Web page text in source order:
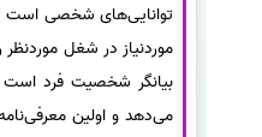
توانایی‌های شخصی است
بیانگر شخصیت فرد
می‌دهد و اولین